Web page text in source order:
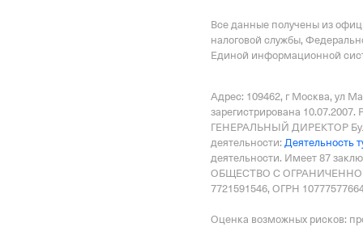
Все данные получены из
налоговой службы,
Единой информационной
Адрес: 109462, г Москва, ул
зарегистрирована 10.07.2007.
ГЕНЕРАЛЬНЫЙ ДИРЕКТОР
деятельности: Деятельность
деятельности. Имеет 87
ОБЩЕСТВО С
7721591546, ОГРН
Оценка возможных рисков: